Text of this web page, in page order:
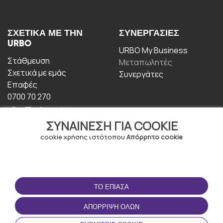
ΣΥΝΑΊΝΕΣΗ ΓΙΑ COOKIE
cookie χρήσης ιστότοπου Απόρρητο cookie
ΤΟ ΈΠΙΑΣΑ
ΑΠΌΡΡΙΨΗ ΌΛΩΝ
ΣΧΕΤΙΚΆ ΜΕ ΤΗΝ
URBO
Στάθμευση
Σχετικά με εμάς
Επαφές
0700 70 270
ΣΥΝΕΡΓΑΣΊΕΣ
URBO My Business
Μεταπωλητές
Συνεργάτες
ΟΡΟΙ ΧΡΉΣΗΣ
Οροι και Προϋποθέσεις
Πολιτική απορρήτου
ΚΑΤΕΒΆΣΤΕ ΤΗΝ
ΕΦΑΡΜΟΓΉ